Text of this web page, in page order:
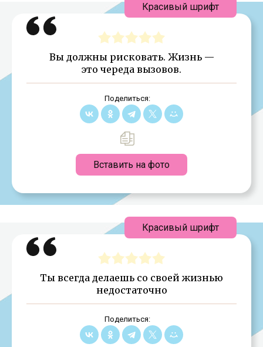
Вы должны рисковать. Жизнь —
это череда вызовов.
Поделиться:
Вставить на фото
Красивый шрифт
Ты всегда делаешь со своей жизнью
недостаточно
Поделиться:
Красивый шрифт